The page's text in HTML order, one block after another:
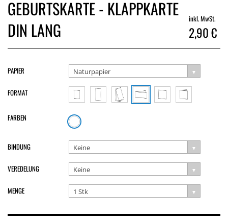
GEBURTSKARTE - KLAPPKARTE
DIN LANG
inkl. MwSt.
2,90 €
MENGE 1 Stk
PAPIER Naturpapier
FORMAT
FARBEN
BINDUNG Keine
VEREDELUNG Keine